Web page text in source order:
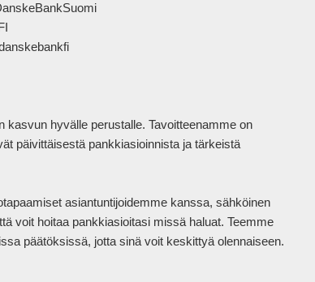
hyvälle perustalle. Tavoitteenamme on
päivittäisestä pankkiasioinnista ja tärkeistä
asiantuntijoidemme kanssa, sähköinen
voit hoitaa pankkiasioitasi missä haluat. Teemme